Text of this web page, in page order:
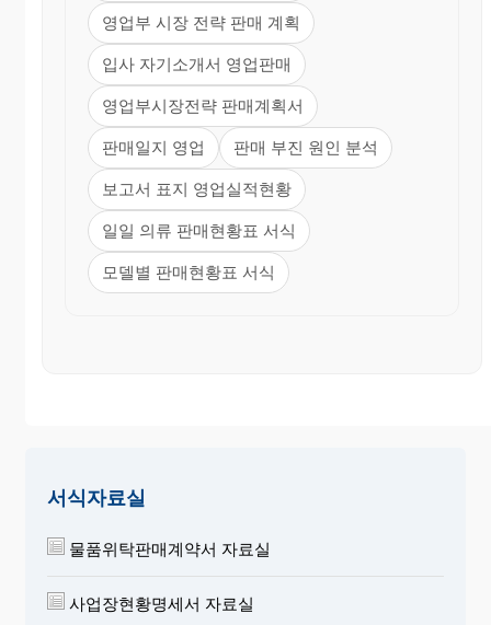
영업부 시장 전략 판매 계획
입사 자기소개서 영업판매
영업부시장전략 판매계획서
판매일지 영업 판매 부진 원인 분석
보고서 표지 영업실적현황
일일 의류 판매현황표 서식
모델별 판매현황표 서식
서식자료실
물품위탁판매계약서 자료실
사업장현황명세서 자료실